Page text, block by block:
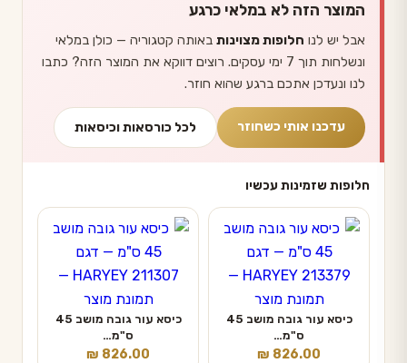
המוצר הזה לא במלאי כרגע
אבל יש לנו חלופות מצוינות באותה קטגוריה — כולן במלאי
ונשלחות תוך 7 ימי עסקים. רוצים דווקא את המוצר הזה? כתבו
לנו ונעדכן אתכם ברגע שהוא חוזר.
עדכנו אותי כשחוזר לכל כורסאות וכיסאות
חלופות שזמינות עכשיו
כיסא עור גובה מושב 45
ס"מ…
₪ 826.00
כיסא עור גובה מושב 45
ס"מ…
₪ 826.00